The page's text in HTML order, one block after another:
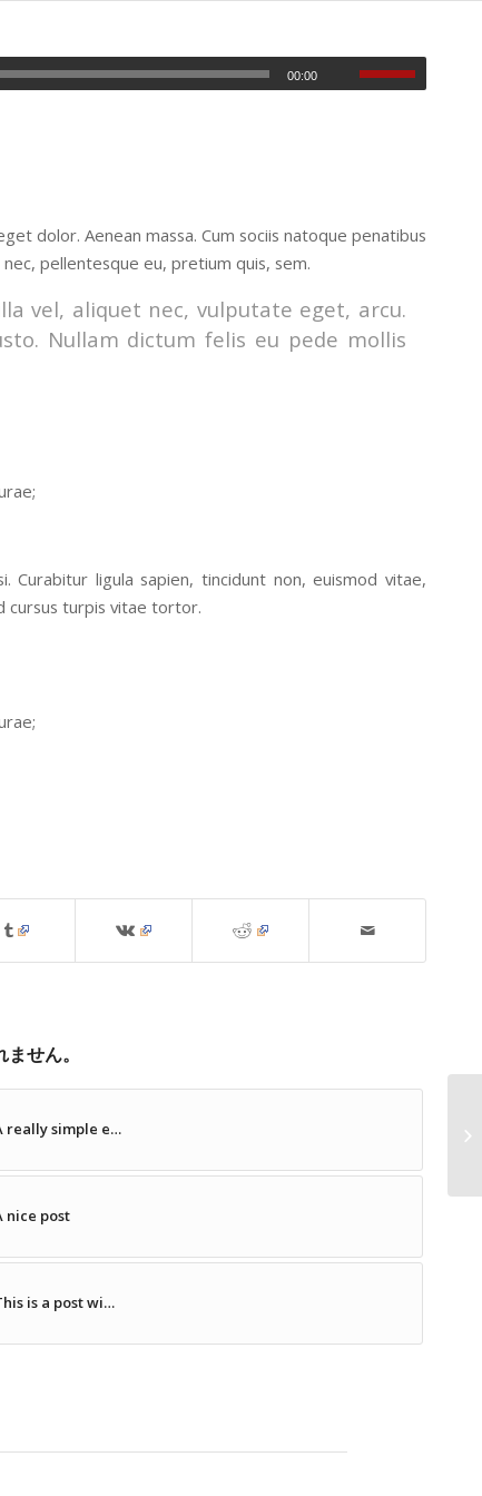
00:00
dolor. Aenean massa. Cum sociis natoque penatibus
pellentesque eu, pretium quis, sem.
vel, aliquet nec, vulputate eget, arcu.
Nullam dictum felis eu pede mollis
ligula sapien, tincidunt non, euismod vitae,
cursus turpis vitae tortor.
せん。
really simple e…
nice post
is a post wi…